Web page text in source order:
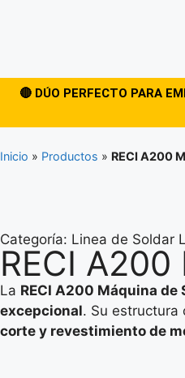
🔴 DÚO PERFECTO PARA
Inicio » Productos » RECI A200
Categoría: Linea de Soldar
RECI
La RECI A200 Máquina de
excepcional. Su estructura
corte y revestimiento de